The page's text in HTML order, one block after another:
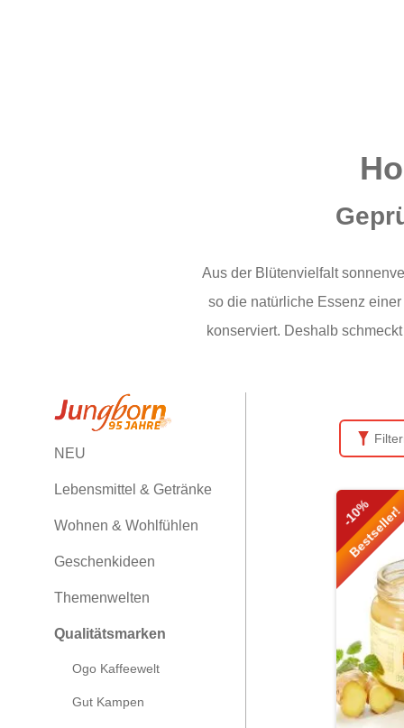
Aus der Blütenvielfalt
so die natürliche Essenz
konserviert. Deshalb
NEU
Lebensmittel & Getränke
Wohnen & Wohlfühlen
Geschenkideen
Themenwelten
Qualitätsmarken
Ogo Kaffeewelt
Gut Kampen
-10%
Bestseller!